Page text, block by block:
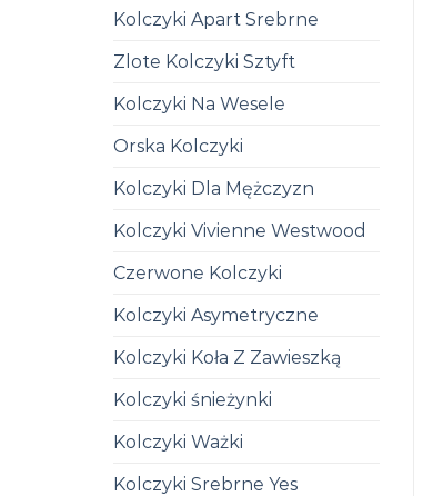
Kolczyki Apart Srebrne
Zlote Kolczyki Sztyft
Kolczyki Na Wesele
Orska Kolczyki
Kolczyki Dla Mężczyzn
Kolczyki Vivienne Westwood
Czerwone Kolczyki
Kolczyki Asymetryczne
Kolczyki Koła Z Zawieszką
Kolczyki śnieżynki
Kolczyki Ważki
Kolczyki Srebrne Yes